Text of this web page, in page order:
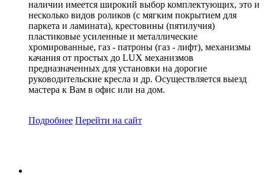
наличии имеется широкий выбор комплектующих, это и
несколько видов роликов (с мягким покрытием для
паркета и ламината), крестовины (пятилучия)
пластиковые усиленные и металлические
хромированные, газ - патроны (газ - лифт), механизмы
качания от простых до LUX механизмов
предназначенных для установки на дорогие
руководительские кресла и др. Осуществляется выезд
мастера к Вам в офис или на дом.
Подробнее Перейти на сайт